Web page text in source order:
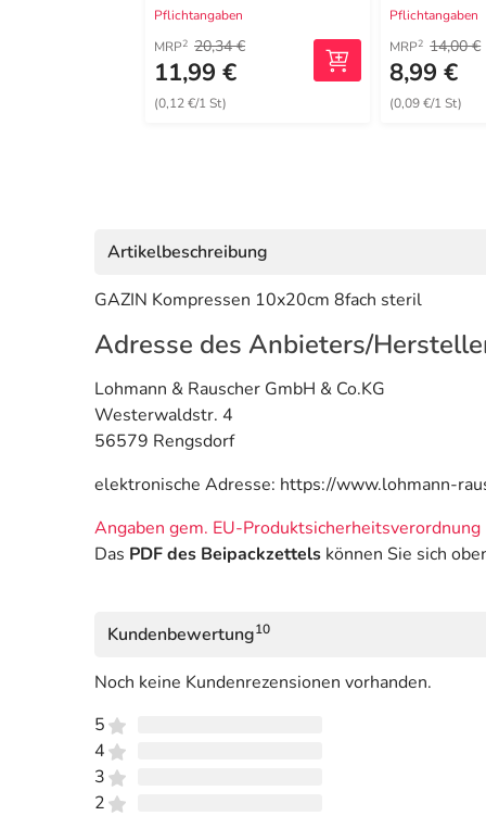
Pflichtangaben
MRP2 20,34 €
11,99 €
(0,12 €/1 St)
Pflichtangaben
MRP2 14,00 €
8,99 €
(0,09 €/1 St)
Artikelbeschreibung
GAZIN Kompressen 10x20cm 8fach steril
Adresse des Anbieters/
Lohmann & Rauscher GmbH & Co.KG
Westerwaldstr. 4
56579 Rengsdorf
elektronische Adresse: https://www.lohmann-
Angaben gem. EU-Produktsicherheitsverordnung
Das PDF des Beipackzettels können Sie sich
Kundenbewertung10
Noch keine Kundenrezensionen vorhanden.
5
4
3
2